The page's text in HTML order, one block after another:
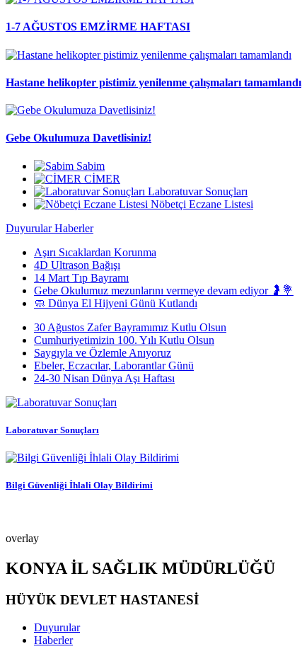
1-7 AĞUSTOS EMZİRME HAFTASI
Hastane helikopter pistimiz yenilenme çalışmaları tamamlandı
Gebe Okulumuza Davetlisiniz!
Sabim
CİMER
Laboratuvar Sonuçları
Nöbetçi Eczane Listesi
DuyurularHaberler
Aşırı Sıcaklardan Korunma
4D Ultrason Bağışı
14 Mart Tıp Bayramı
Gebe Okulumuz mezunlarını vermeye devam ediyor 🤰💐
🧼 Dünya El Hijyeni Günü Kutlandı
30 Ağustos Zafer Bayramımız Kutlu Olsun
Cumhuriyetimizin 100. Yılı Kutlu Olsun
Saygıyla ve Özlemle Anıyoruz
Ebeler, Eczacılar, Laborantlar Günü
24-30 Nisan Dünya Aşı Haftası
Laboratuvar Sonuçları
Bilgi Güvenliği İhlali Olay Bildirimi
overlay
KONYA İL SAĞLIK MÜDÜRLÜĞÜ
HÜYÜK DEVLET HASTANESİ
Duyurular
Haberler